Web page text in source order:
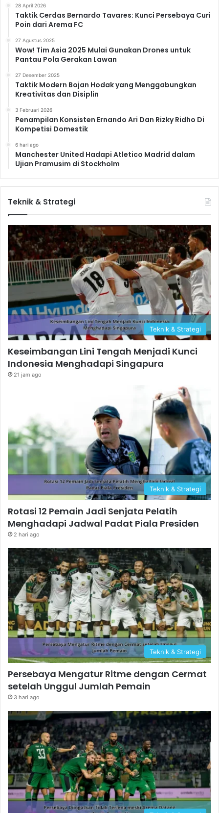
28 April 2026
Taktik Cerdas Bernardo Tavares: Kunci Persebaya Curi
Poin dari Arema FC
27 Agustus 2025
Wow! Tim Asia 2025 Mulai Gunakan Drones untuk
Pantau Pola Gerakan Lawan
27 Desember 2025
Taktik Modern Bojan Hodak yang Menggabungkan
Kreativitas dan Disiplin
3 Februari 2026
Penampilan Konsisten Ernando Ari Dan Rizky Ridho Di
Kompetisi Domestik
6 hari ago
Manchester United Hadapi Atletico Madrid dalam
Ujian Pramusim di Stockholm
Teknik & Strategi
Teknik & Strategi
Keseimbangan Lini Tengah Menjadi Kunci
Indonesia Menghadapi Singapura
21 jam ago
Teknik & Strategi
Rotasi 12 Pemain Jadi Senjata Pelatih
Menghadapi Jadwal Padat Piala Presiden
2 hari ago
Teknik & Strategi
Persebaya Mengatur Ritme dengan Cermat
setelah Unggul Jumlah Pemain
3 hari ago